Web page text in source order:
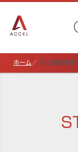
ホーム 桜 | 建設保険